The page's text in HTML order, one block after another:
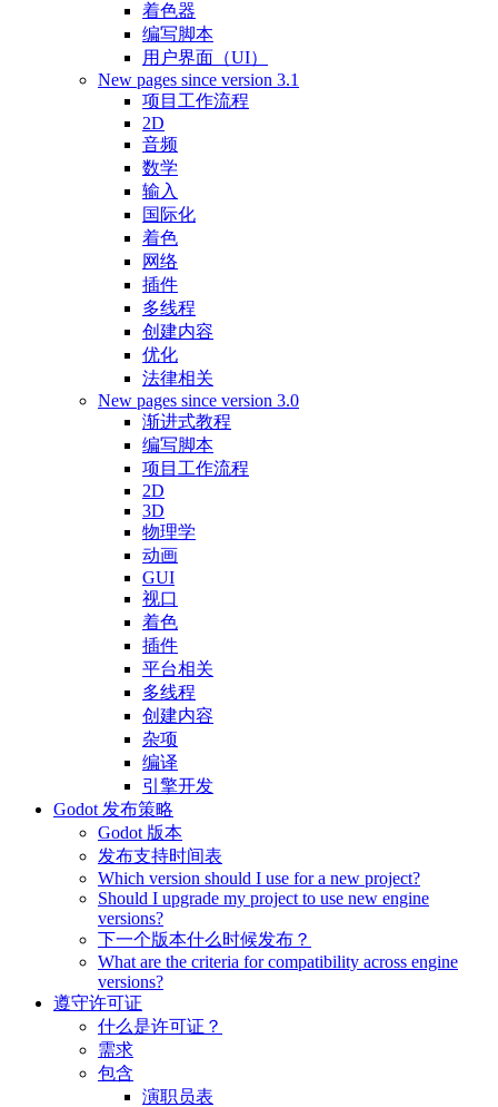
着色器
编写脚本
用户界面（UI）
New pages since version 3.1
项目工作流程
2D
音频
数学
输入
国际化
着色
网络
插件
多线程
创建内容
优化
法律相关
New pages since version 3.0
渐进式教程
编写脚本
项目工作流程
2D
3D
物理学
动画
GUI
视口
着色
插件
平台相关
多线程
创建内容
杂项
编译
引擎开发
Godot 发布策略
Godot 版本
发布支持时间表
Which version should I use for a new project?
Should I upgrade my project to use new engine
versions?
下一个版本什么时候发布？
What are the criteria for compatibility across engine
versions?
遵守许可证
什么是许可证？
需求
包含
演职员表